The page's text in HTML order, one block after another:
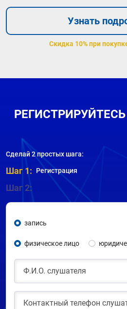
Узнать
Скидка 10% при
Сделай 2 простых шага:
Шаг 1: Регистрация
Шаг 2:
запись
физическое лицо